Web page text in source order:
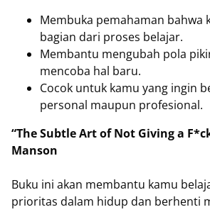
Membuka pemahaman bahwa
bagian dari proses belajar.
Membantu mengubah pola
mencoba hal baru.
Cocok untuk kamu yang ingin
personal maupun profesional.
“The Subtle Art of Not Giving a
Manson
Buku ini akan membantu kamu
prioritas dalam hidup dan berhenti